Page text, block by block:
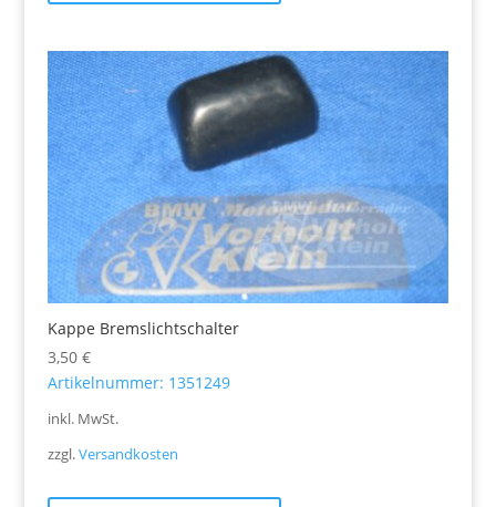
Kappe Bremslichtschalter
3,50 €
Artikelnummer: 1351249
inkl. MwSt.
zzgl.Versandkosten